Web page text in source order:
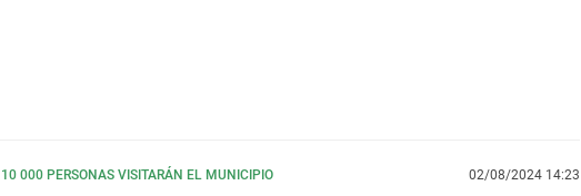
10 000 PERSONAS VISITARÁN EL MUNICIPIO 02/08/2024 14:23